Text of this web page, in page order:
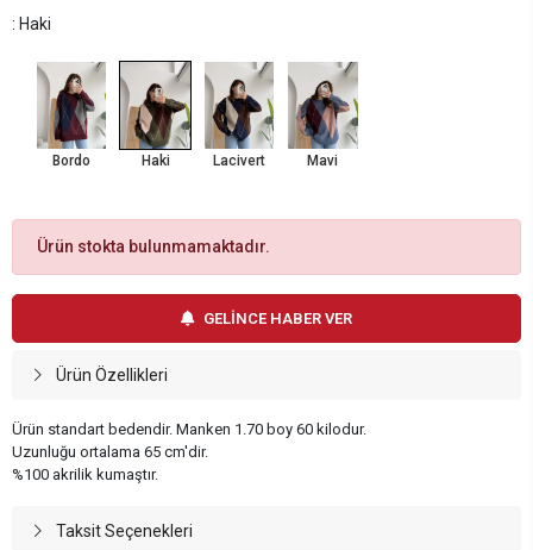
: Haki
Bordo Haki Lacivert Mavi
Ürün stokta bulunmamaktadır.
GELİNCE HABER VER
Ürün Özellikleri
Ürün standart bedendir. Manken 1.70 boy 60 kilodur.
Uzunluğu ortalama 65 cm'dir.
%100 akrilik kumaştır.
Taksit Seçenekleri